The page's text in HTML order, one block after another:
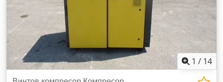
1 / 14